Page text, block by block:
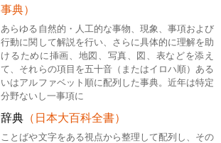
事典）
あらゆる自然的・人工的な事物、現象、事項および
行動に関して解説を行い、さらに具体的に理解を助
けるために挿画、地図、写真、図、表などを添え
て、それらの項目を五十音（またはイロハ順）ある
いはアルファベット順に配列した事典。近年は特定
分野ないし一事項に
辞典 （日本大百科全書）
ことばや文字をある視点から整理して配列し、その